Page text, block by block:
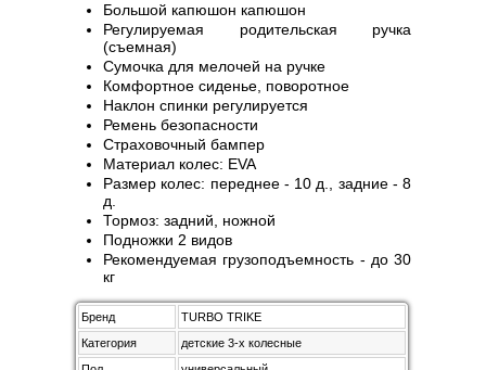
Большой капюшон капюшон
Регулируемая родительская ручка
(съемная)
Сумочка для мелочей на ручке
Комфортное сиденье, поворотное
Наклон спинки регулируется
Ремень безопасности
Страховочный бампер
Материал колес: EVA
Размер колес: переднее - 10 д., задние - 8
д.
Тормоз: задний, ножной
Подножки 2 видов
Рекомендуемая грузоподъемность - до 30
кг
Бренд
TURBO TRIKE
Категория
детские 3-х колесные